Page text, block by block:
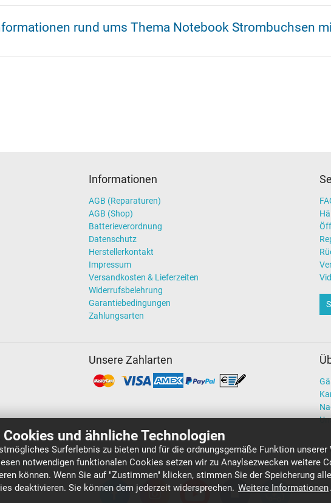
und ähnliche Technologien
Surferlebnis zu bieten und für die ordnungsgemäße Funktion unserer
notwendigen funktionalen Cookies setzen wir zu Anaylsezwecken weitere
können. Wenn Sie auf "Zustimmen" klicken, stimmen Sie der Speicherung
deaktivieren. Sie können dem jederzeit widersprechen. Weitere Informationen.
rund ums Thema Notebook Strombuchsen
Informationen
AGB (Reparaturen)
AGB (Shop)
Batterieverordnung
Datenschutz
Herstellerkontakt
Impressum
Versandkosten & Lieferzeiten
Widerrufsbelehrung
Garantiebedingungen
Zahlungsarten
Unsere Zahlarten
GmbH